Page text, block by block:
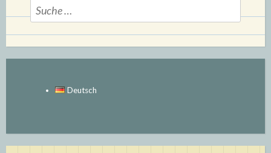
Suche
nach:
Deutsch